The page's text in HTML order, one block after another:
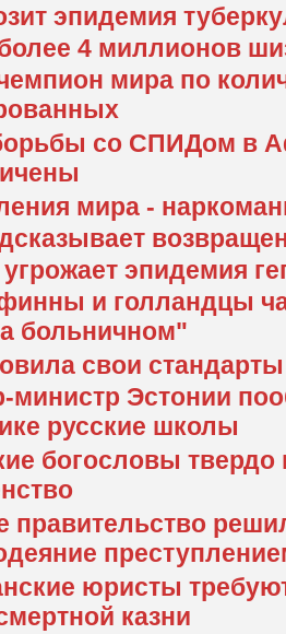
эпидемия
4 миллионов
мира по
со СПИДом в
мира -
эпидемия
и голландцы
больничном"
свои
министр Эстонии
русские школы
богословы
правительство
юристы
казни